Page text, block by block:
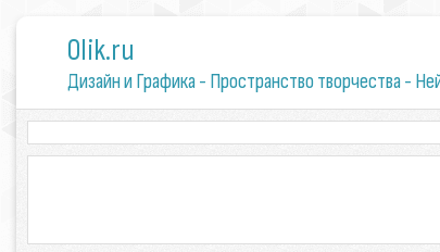
0lik.ru
Дизайн и Графика - Пространство творчества -